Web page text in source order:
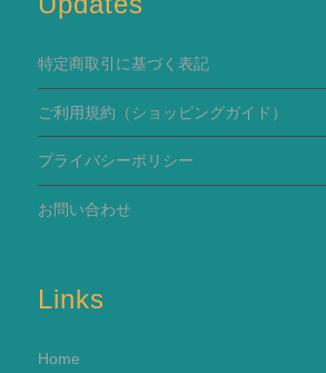
特定商取引に基づく表記
ご利用規約 （ショッピングガイド）
プライバシーポリシー
お問い合わせ
Links
Home